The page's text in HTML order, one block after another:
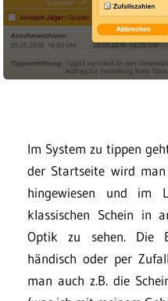
Im System zu tippen
der Startseite wird
hingewiesen und im
klassischen Schein in
Optik zu sehen. Die
händisch oder per
man auch z.B. die